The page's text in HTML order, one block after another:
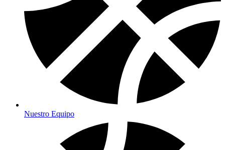
Nuestro Equipo